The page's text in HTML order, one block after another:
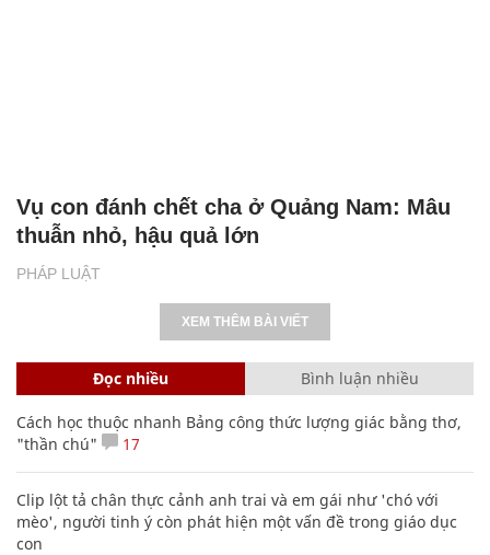
PHÁP LUẬT
Vụ con đánh chết cha ở Quảng Nam: Mâu
thuẫn nhỏ, hậu quả lớn
XEM THÊM BÀI VIẾT
Đọc nhiều Bình luận nhiều
Cách học thuộc nhanh Bảng công thức lượng giác bằng thơ,
"thần chú"
17
Clip lột tả chân thực cảnh anh trai và em gái như 'chó với
mèo', người tinh ý còn phát hiện một vấn đề trong giáo dục
con